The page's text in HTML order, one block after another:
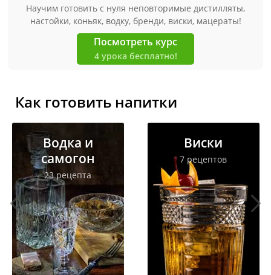
Научим готовить с нуля неповторимые дистилляты,
настойки, коньяк, водку, бренди, виски, мацераты!
Посмотреть курс
4 урока бесплатно!
Как готовить напитки
Водка и
самогон
23 рецепта
Виски
7 рецептов